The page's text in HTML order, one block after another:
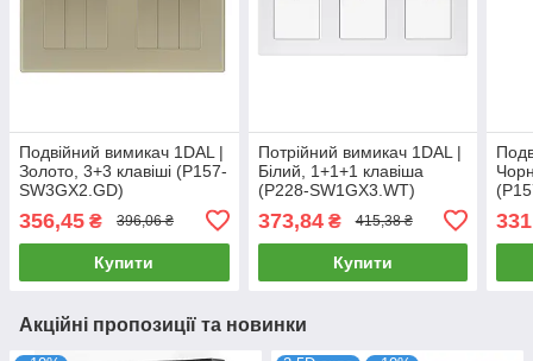
Подвійний вимикач 1DAL |
Золото, 3+3 клавіші (P157-
SW3GX2.GD)
356,45 ₴ 396,06 ₴
Купити
Потрійний вимикач 1DAL |
Білий, 1+1+1 клавіша
(P228-SW1GX3.WT)
373,84₴ 415,38 ₴
Купити
Акційні пропозиції та новинки